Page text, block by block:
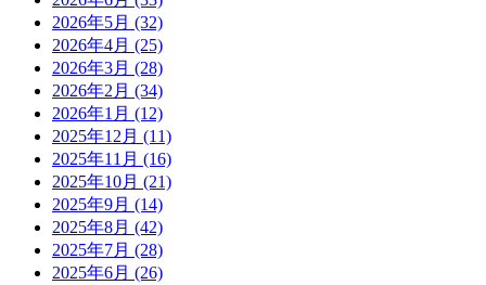
2026年5月 (32)
2026年4月 (25)
2026年3月 (28)
2026年2月 (34)
2026年1月 (12)
2025年12月 (11)
2025年11月 (16)
2025年10月 (21)
2025年9月 (14)
2025年8月 (42)
2025年7月 (28)
2025年6月 (26)